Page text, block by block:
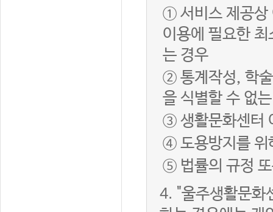
① 서비스 제공상
이용에 필요한
는 경우
② 통계작성, 학
을 식별할 수 없
③ 생활문화센터
④ 도용방지를 위
⑤ 법률의 규정 또
4. "울주생활문화